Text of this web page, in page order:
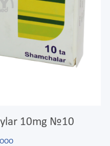
10mg №10
ООО